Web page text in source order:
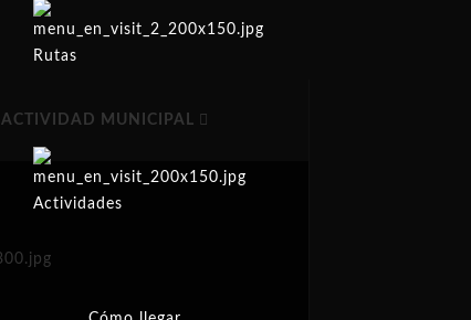
ACTIVIDAD MUNICIPAL
Rutas
Actividades